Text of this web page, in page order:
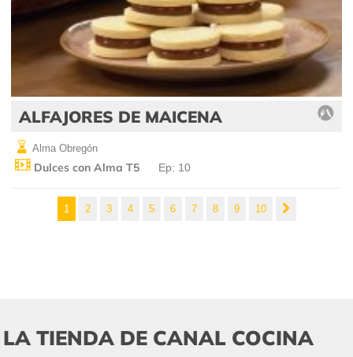
ALFAJORES DE MAICENA
Alma Obregón
Dulces con Alma T5 Ep: 10
1 2 3 4 5 6 7 8 9 10
LA TIENDA DE CANAL COCINA